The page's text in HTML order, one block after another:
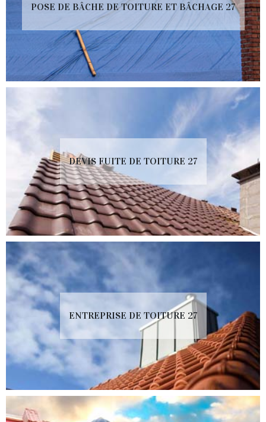
POSE DE BÂCHE DE TOITURE ET BÂCHAGE 27
DEVIS FUITE DE TOITURE 27
ENTREPRISE DE TOITURE 27